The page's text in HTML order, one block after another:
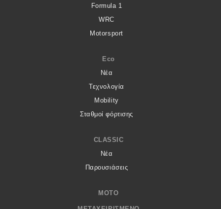
Formula 1
WRC
Motorsport
Eco
Νέα
Τεχνολογία
Mobility
Σταθμοί φόρτισης
CLASSIC
Νέα
Παρουσιάσεις
MOTO